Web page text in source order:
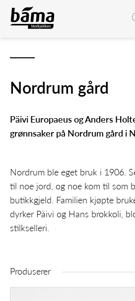
Nordrum gård
Hovedinnhold
Hovedmeny
Nordrum gård
Päivi Europaeus og Anders
grønnsaker på Nordrum gård i
Nordrum ble eget bruk i 1906.
til noe jord, og noe kom til som
butikkgjeld. Familien kjøpte
dyrker Päivi og Hans brokkoli,
stilkselleri.
Produserer